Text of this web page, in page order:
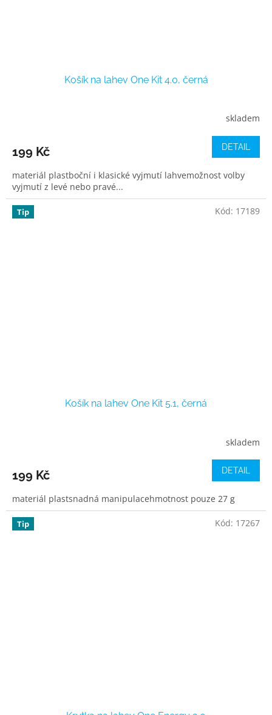
Košík na lahev One Kit 4.0, černá
skladem
199 Kč DETAIL
materiál plastboční i klasické vyjmutí lahvemožnost volby
vyjmutí z levé nebo pravé...
Tip
Košík na lahev One Kit 5.1, černá
skladem
199 Kč DETAIL
materiál plastsnadná manipulacehmotnost pouze 27 g
Kód: 17189
Tip Kód: 17267